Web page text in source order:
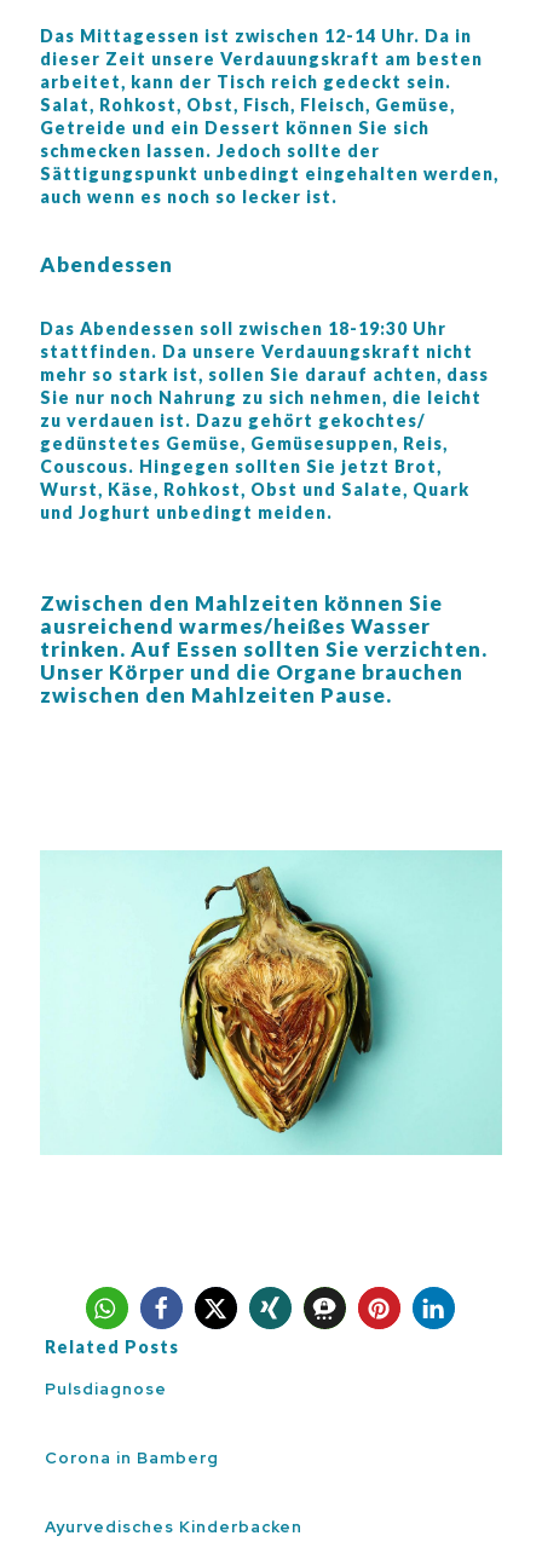
Das Mittagessen ist zwischen 12-14 Uhr. Da in
dieser Zeit unsere Verdauungskraft am besten
arbeitet, kann der Tisch reich gedeckt sein.
Salat, Rohkost, Obst, Fisch, Fleisch, Gemüse,
Getreide und ein Dessert können Sie sich
schmecken lassen. Jedoch sollte der
Sättigungspunkt unbedingt eingehalten werden,
auch wenn es noch so lecker ist.
Abendessen
Das Abendessen soll zwischen 18-19:30 Uhr
stattfinden. Da unsere Verdauungskraft nicht
mehr so stark ist, sollen Sie darauf achten, dass
Sie nur noch Nahrung zu sich nehmen, die leicht
zu verdauen ist. Dazu gehört gekochtes/
gedünstetes Gemüse, Gemüsesuppen, Reis,
Couscous. Hingegen sollten Sie jetzt Brot,
Wurst, Käse, Rohkost, Obst und Salate, Quark
und Joghurt unbedingt meiden.
Zwischen den Mahlzeiten können Sie
ausreichend warmes/heißes Wasser
trinken. Auf Essen sollten Sie verzichten.
Unser Körper und die Organe brauchen
zwischen den Mahlzeiten Pause.
Related Posts
Pulsdiagnose
Corona in Bamberg
Ayurvedisches Kinderbacken